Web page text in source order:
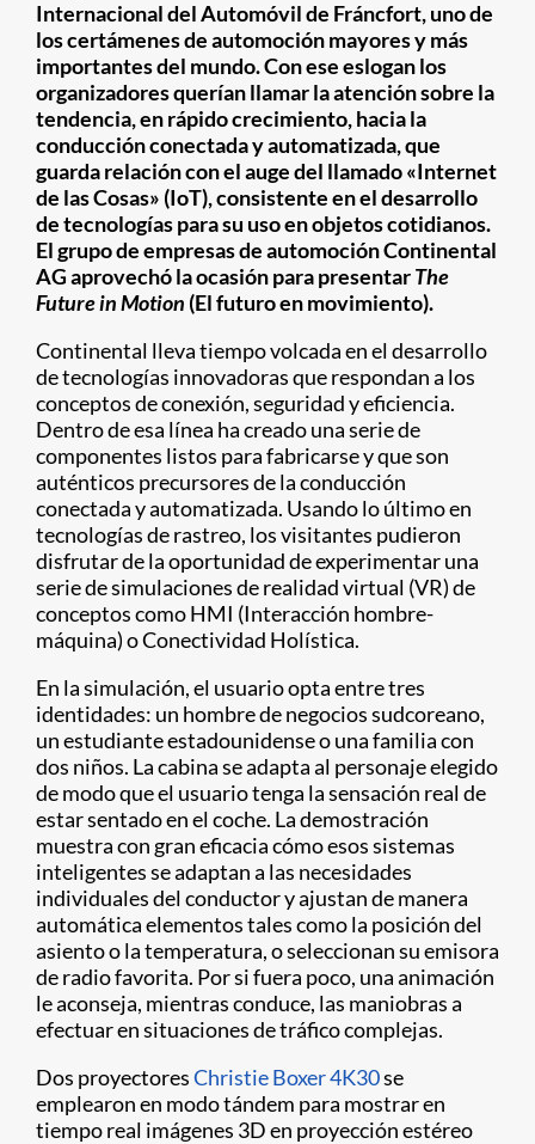
Internacional del Automóvil de Fráncfort, uno de
los certámenes de automoción mayores y más
importantes del mundo. Con ese eslogan los
organizadores querían llamar la atención sobre la
tendencia, en rápido crecimiento, hacia la
conducción conectada y automatizada, que
guarda relación con el auge del llamado «Internet
de las Cosas» (IoT), consistente en el desarrollo
de tecnologías para su uso en objetos cotidianos.
El grupo de empresas de automoción Continental
AG aprovechó la ocasión para presentarThe
Future in Motion (El futuro en movimiento).
Continental lleva tiempo volcada en el desarrollo
de tecnologías innovadoras que respondan a los
conceptos de conexión, seguridad y eficiencia.
Dentro de esa línea ha creado una serie de
componentes listos para fabricarse y que son
auténticos precursores de la conducción
conectada y automatizada. Usando lo último en
tecnologías de rastreo, los visitantes pudieron
disfrutar de la oportunidad de experimentar una
serie de simulaciones de realidad virtual (VR) de
conceptos como HMI (Interacción hombre-
máquina) o Conectividad Holística.
En la simulación, el usuario opta entre tres
identidades: un hombre de negocios sudcoreano,
un estudiante estadounidense o una familia con
dos niños. La cabina se adapta al personaje elegido
de modo que el usuario tenga la sensación real de
estar sentado en el coche. La demostración
muestra con gran eficacia cómo esos sistemas
inteligentes se adaptan a las necesidades
individuales del conductor y ajustan de manera
automática elementos tales como la posición del
asiento o la temperatura, o seleccionan su emisora
de radio favorita. Por si fuera poco, una animación
le aconseja, mientras conduce, las maniobras a
efectuar en situaciones de tráfico complejas.
Dos proyectoresChristie Boxer 4K30se
emplearon en modo tándem para mostrar en
tiempo real imágenes 3D en proyección estéreo